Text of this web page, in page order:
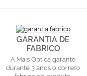
GARANTIA DE
FABRICO
A Mais Optica garante
durante 3 anos o correto